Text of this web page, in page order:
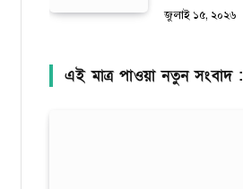
জুলাই ১৫, ২০২৬
এই মাত্র পাওয়া নতুন সংবাদ :